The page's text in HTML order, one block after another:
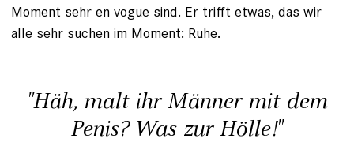
Moment sehr en vogue sind. Er trifft etwas, das wir
alle sehr suchen im Moment: Ruhe.
"Häh, malt ihr Männer mit dem
Penis? Was zur Hölle!"